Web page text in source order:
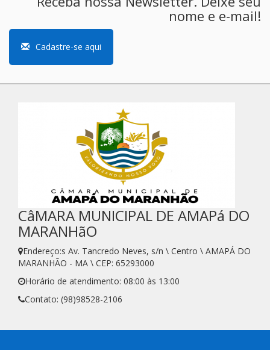
nome e e-mail!
Cadastre-se aqui
CâMARA MUNICIPAL DE AMAPá DO
MARANHãO
Endereço:s Av. Tancredo Neves, s/n \ Centro \ AMAPÁ DO
MARANHÃO - MA \ CEP: 65293000
Horário de atendimento: 08:00 às 13:00
Contato: (98)98528-2106